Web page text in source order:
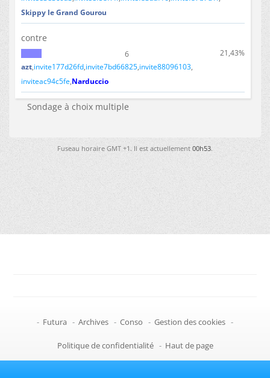
Skippy le Grand Gourou
contre
6
21,43%
azt invite177d26fd invite7bd66825 invite88096103
inviteac94c5fe Narduccio
Sondage à choix multiple
Fuseau horaire GMT +1. Il est actuellement00h53.
- Futura - Archives - Conso - Gestion des cookies -
Politique de confidentialité - Haut de page